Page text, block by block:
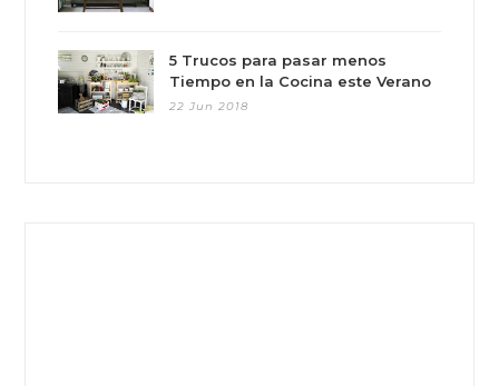
5 Trucos para pasar menos
Tiempo en la Cocina este Verano
22 Jun 2018